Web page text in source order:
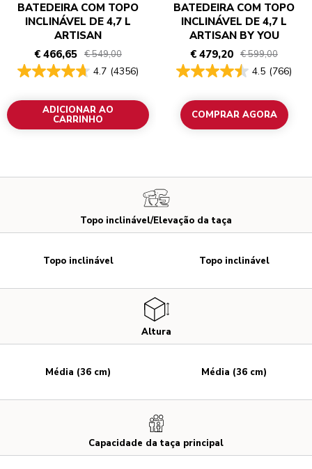
BATEDEIRA COM TOPO
INCLINÁVEL DE 4,7 L
ARTISAN
€ 466,65 € 549,00
4.7 (4356)
ADICIONAR AO
CARRINHO
BATEDEIRA COM TOPO
INCLINÁVEL DE 4,7 L
ARTISAN BY YOU
€ 479,20 € 599,00
4.5 (766)
COMPRAR AGORA
Topo inclinável/Elevação da taça
Altura
Capacidade da taça principal
Topo inclinável
Média (36 cm)
Topo inclinável
Média (36 cm)